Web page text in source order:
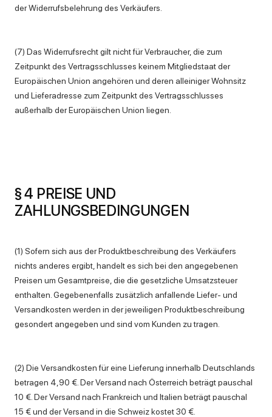
der Widerrufsbelehrung des Verkäufers.
(7) Das Widerrufsrecht gilt nicht für Verbraucher, die zum
Zeitpunkt des Vertragsschlusses keinem Mitgliedstaat der
Europäischen Union angehören und deren alleiniger Wohnsitz
und Lieferadresse zum Zeitpunkt des Vertragsschlusses
außerhalb der Europäischen Union liegen.
§ 4 PREISE UND
ZAHLUNGSBEDINGUNGEN
(1) Sofern sich aus der Produktbeschreibung des Verkäufers
nichts anderes ergibt, handelt es sich bei den angegebenen
Preisen um Gesamtpreise, die die gesetzliche Umsatzsteuer
enthalten. Gegebenenfalls zusätzlich anfallende Liefer- und
Versandkosten werden in der jeweiligen Produktbeschreibung
gesondert angegeben und sind vom Kunden zu tragen.
(2) Die Versandkosten für eine Lieferung innerhalb Deutschlands
betragen 4,90 €. Der Versand nach Österreich beträgt pauschal
10 €. Der Versand nach Frankreich und Italien beträgt pauschal
15 € und der Versand in die Schweiz kostet 30 €.